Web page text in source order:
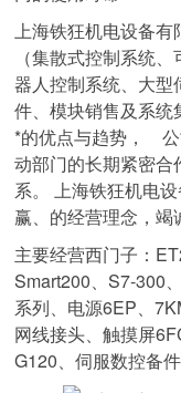
上海铁狂机电设备
（集散式控制系统
器人控制系统、大
件、模块销售及系
*的优点与趋势， 公
动部门的长期紧密
系。 上海铁狂机电
赢、的经营理念，竭
主要经营西门子：
Smart200、S7-300
系列、电源6EP、
网线接头、触摸屏
G120、伺服数控备